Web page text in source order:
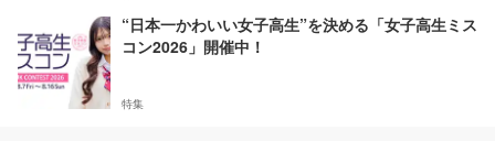
“日本一かわいい女子高生”を決める「女子高生ミス
コン2026」開催中！
特集